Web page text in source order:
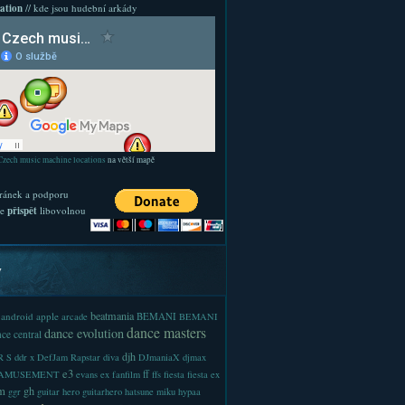
// kde jsou hudební arkády
music machine locations na větší mapě
a podporu
přispětlibovolnou
android apple arcade beatmania BEMANI BEMANI
central dance evolutiondance masters
S ddr x DefJam Rapstar diva djh DJmaniaX djmax
e3 evans ex fanfilm ff ffs fiesta fiesta ex
ggr gh guitar hero guitarhero hatsune miku hypaa